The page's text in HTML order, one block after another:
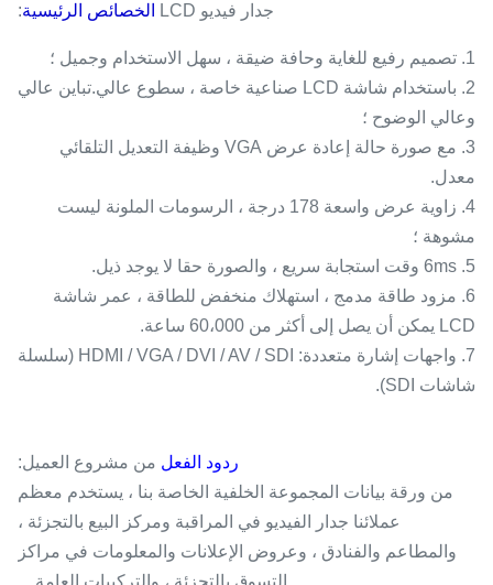
جدار فيديو LCD الخصائص الرئيسية:
1. تصميم رفيع للغاية وحافة ضيقة ، سهل الاستخدام وجميل ؛
2. باستخدام شاشة LCD صناعية خاصة ، سطوع عالي.تباين عالي
وعالي الوضوح ؛
3. مع صورة حالة إعادة عرض VGA وظيفة التعديل التلقائي
معدل.
4. زاوية عرض واسعة 178 درجة ، الرسومات الملونة ليست
مشوهة ؛
5. 6ms وقت استجابة سريع ، والصورة حقا لا يوجد ذيل.
6. مزود طاقة مدمج ، استهلاك منخفض للطاقة ، عمر شاشة
LCD يمكن أن يصل إلى أكثر من 60،000 ساعة.
7. واجهات إشارة متعددة: HDMI / VGA / DVI / AV / SDI (سلسلة
شاشات SDI).
ردود الفعل من مشروع العميل:
من ورقة بيانات المجموعة الخلفية الخاصة بنا ، يستخدم معظم
عملائنا جدار الفيديو في المراقبة ومركز البيع بالتجزئة ،
والمطاعم والفنادق ، وعروض الإعلانات والمعلومات في مراكز
التسوق بالتجزئة ، والتركيبات العامة ...